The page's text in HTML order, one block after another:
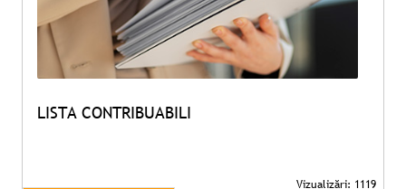
LISTA CONTRIBUABILI